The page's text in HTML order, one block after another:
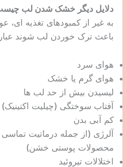
دلایل دیگر خشک شدن لب
به غیر از کمبودهای تغذیه ای،
باعث ترک خوردن لب شوند
هوای سرد
هوای گرم یا خشک
لیسیدن بیش از حد لب ها
آفتاب سوختگی (چیلیت اکتینیک)
کم آبی بدن
آلرژی (از جمله درماتیت تماسی
محصولات پوستی خشن)
اختلالات تیروئید